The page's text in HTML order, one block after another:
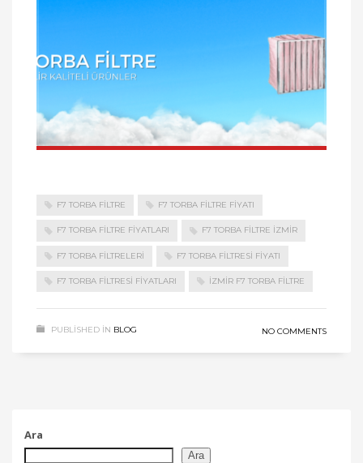
F7 TORBA FİLTRE F7 TORBA FİLTRE FİYATI
F7 TORBA FİLTRE FİYATLARI F7 TORBA FİLTRE İZMİR
F7 TORBA FİLTRELERİ F7 TORBA FİLTRESİ FİYATI
F7 TORBA FİLTRESİ FİYATLARI İZMİR F7 TORBA FİLTRE
PUBLISHED IN BLOG NO COMMENTS
Ara
Ara